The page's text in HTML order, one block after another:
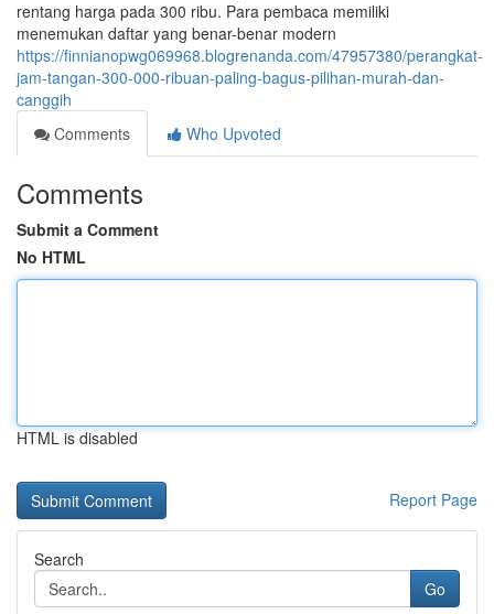
rentang harga pada 300 ribu. Para pembaca memiliki
menemukan daftar yang benar-benar modern
https://finnianopwg069968.blogrenanda.com/47957380/perangkat-
jam-tangan-300-000-ribuan-paling-bagus-pilihan-murah-dan-
canggih
Comments
Who Upvoted
Comments
Submit a Comment
No HTML
HTML is disabled
Report Page
Search
Go